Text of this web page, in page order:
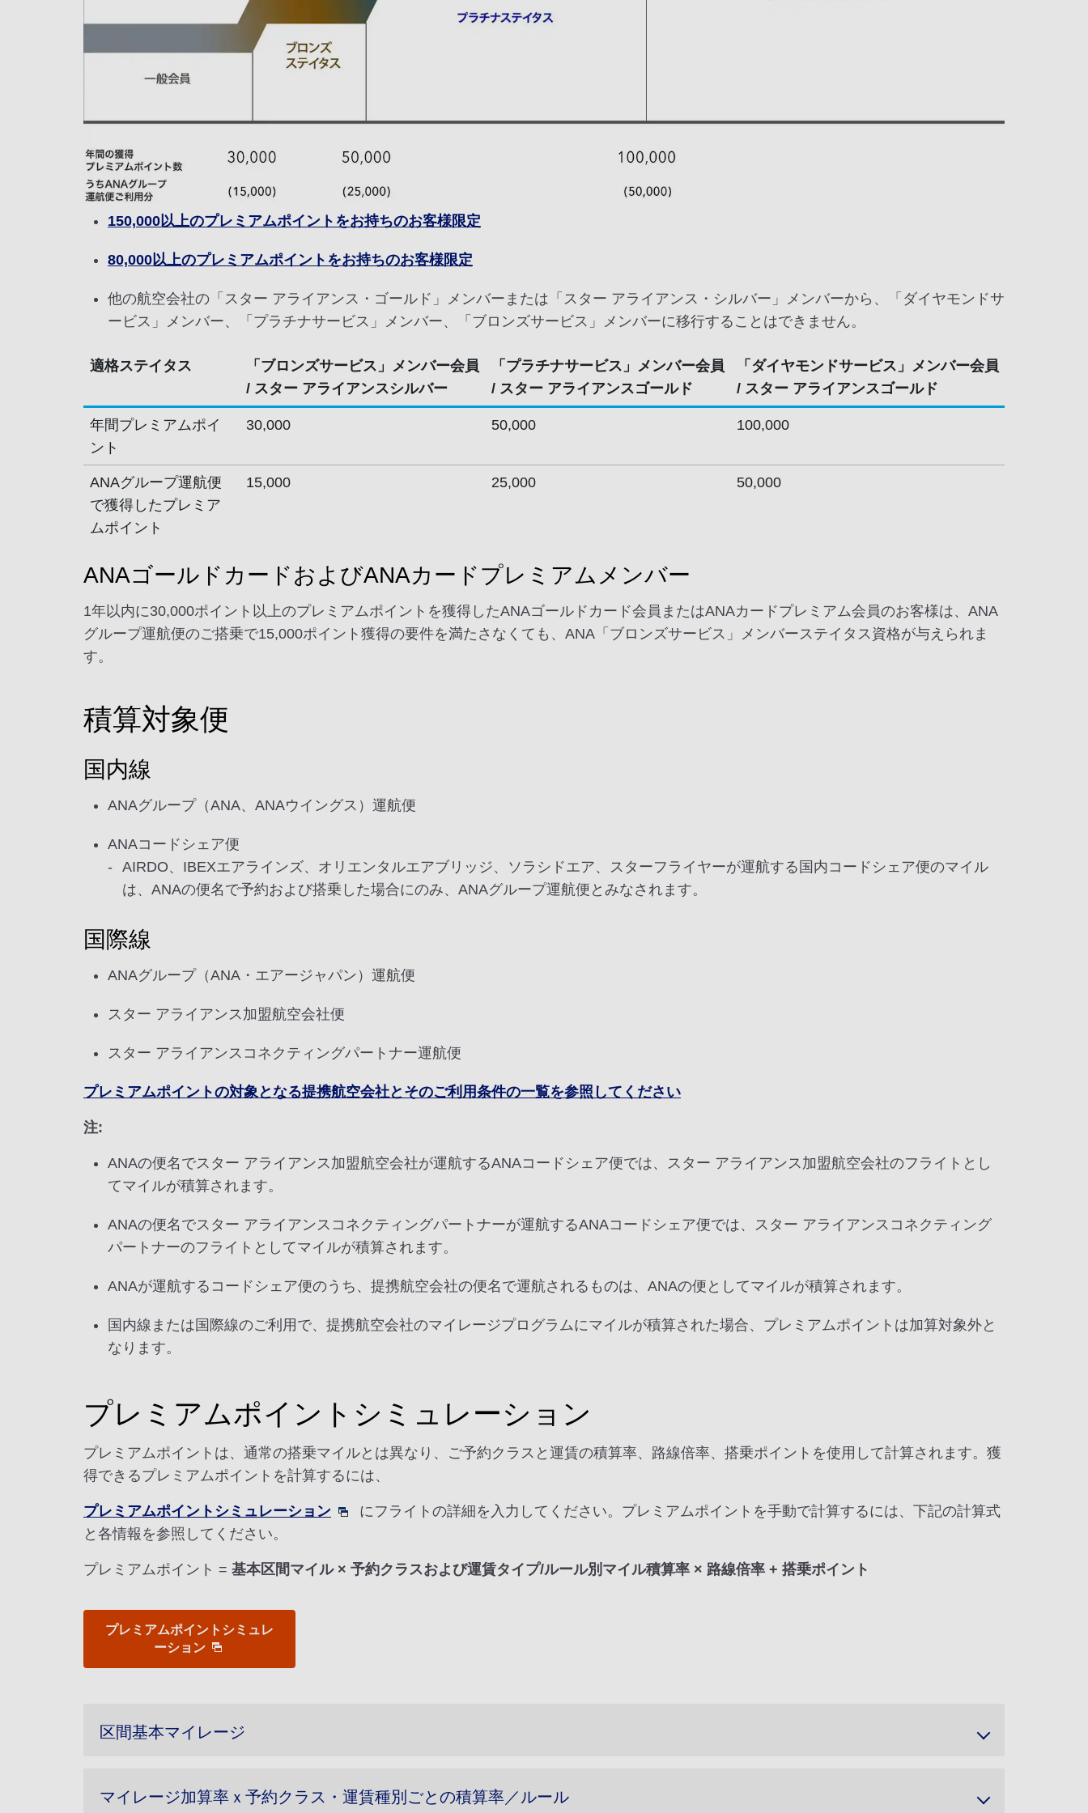
150,000以上のプレミアムポイントをお持ちのお客様限定
80,000以上のプレミアムポイントをお持ちのお客様限定
他の航空会社の「スター アライアンス・ゴールド」メンバーまたは「スター アライアンス・シルバー」メンバーから、「ダイヤモンドサ
ービス」メンバー、「プラチナサービス」メンバー、「ブロンズサービス」メンバーに移行することはできません。
適格ステイタス
「ブロンズサービス」メンバー会員
/ スター アライアンスシルバー
「プラチナサービス」メンバー会員
/ スター アライアンスゴールド
「ダイヤモンドサービス」メンバー会員
/ スター アライアンスゴールド
年間プレミアムポイ
ント
30,000 50,000 100,000
ANAグループ運航便
で獲得したプレミア
ムポイント
15,000 25,000 50,000
ANAゴールドカードおよびANAカードプレミアムメンバー
1年以内に30,000ポイント以上のプレミアムポイントを獲得したANAゴールドカード会員またはANAカードプレミアム会員のお客様は、ANA
グループ運航便のご搭乗で15,000ポイント獲得の要件を満たさなくても、ANA「ブロンズサービス」メンバーステイタス資格が与えられま
す。
積算対象便
国内線
ANAグループ（ANA、ANAウイングス）運航便
ANAコードシェア便
AIRDO、IBEXエアラインズ、オリエンタルエアブリッジ、ソラシドエア、スターフライヤーが運航する国内コードシェア便のマイル
は、ANAの便名で予約および搭乗した場合にのみ、ANAグループ運航便とみなされます。
国際線
ANAグループ（ANA・エアージャパン）運航便
スター アライアンス加盟航空会社便
スター アライアンスコネクティングパートナー運航便
プレミアムポイントの対象となる提携航空会社とそのご利用条件の一覧を参照してください
注:
ANAの便名でスター アライアンス加盟航空会社が運航するANAコードシェア便では、スター アライアンス加盟航空会社のフライトとし
てマイルが積算されます。
ANAの便名でスター アライアンスコネクティングパートナーが運航するANAコードシェア便では、スター アライアンスコネクティング
パートナーのフライトとしてマイルが積算されます。
ANAが運航するコードシェア便のうち、提携航空会社の便名で運航されるものは、ANAの便としてマイルが積算されます。
国内線または国際線のご利用で、提携航空会社のマイレージプログラムにマイルが積算された場合、プレミアムポイントは加算対象外と
なります。
プレミアムポイントシミュレーション
プレミアムポイントは、通常の搭乗マイルとは異なり、ご予約クラスと運賃の積算率、路線倍率、搭乗ポイントを使用して計算されます。獲
得できるプレミアムポイントを計算するには、
プレミアムポイントシミュレーション
にフライトの詳細を入力してください。プレミアムポイントを手動で計算するには、下記の計算式
と各情報を参照してください。
プレミアムポイント = 基本区間マイル × 予約クラスおよび運賃タイプ/ルール別マイル積算率 × 路線倍率 + 搭乗ポイント
プレミアムポイントシミュレ
ーション
区間基本マイレージ
マイレージ加算率ｘ予約クラス・運賃種別ごとの積算率／ルール